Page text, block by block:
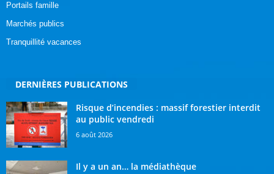
Portails famille
Marchés publics
Tranquillité vacances
DERNIÈRES PUBLICATIONS
Risque d’incendies : massif forestier interdit
au public vendredi
6 août 2026
Il y a un an… la médiathèque